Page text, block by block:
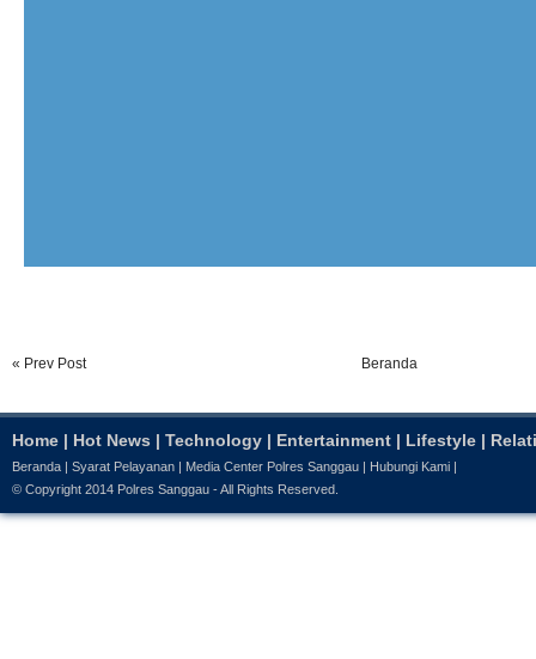
« Prev Post Beranda
Home | Hot News | Technology | Entertainment | Lifestyle |
Beranda Syarat Pelayanan Media Center Polres Sanggau Hubungi Kami
© Copyright 2014 Polres Sanggau - All Rights Reserved.